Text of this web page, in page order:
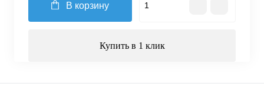
В корзину
Купить в 1 клик